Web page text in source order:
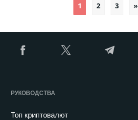
1 2 3 »
РУКОВОДСТВА
Топ криптовалют